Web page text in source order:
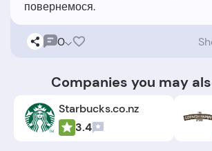
0
Companies you may
Starbucks.co.nz
3.4